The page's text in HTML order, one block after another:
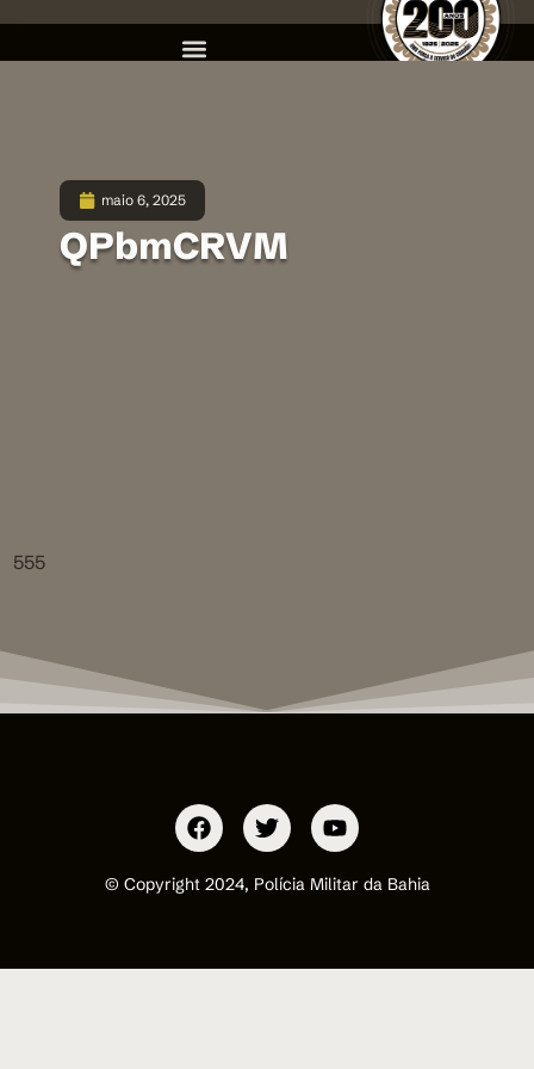
maio 6, 2025
QPbmCRVM
555
© Copyright 2024, Polícia Militar da Bahia